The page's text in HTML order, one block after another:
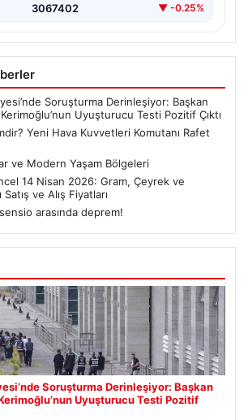
3067402 ▼ -0.25%
Soruşturma Derinleşiyor: Başkan
Kerimoğlu’nun Uyuşturucu Testi Pozitif Çıktı
Yeni Hava Kuvvetleri Komutanı Rafet
ve Modern Yaşam Bölgeleri
14 Nisan 2026: Gram, Çeyrek ve
ve Alış Fiyatları
arasında deprem!
Soruşturma Derinleşiyor: Başkan
Uyuşturucu Testi Pozitif